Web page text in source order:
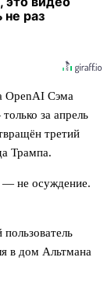
раз
OpenAI Сэма
за апрель
третий
Трампа.
— не осуждение.
в дом Альтмана